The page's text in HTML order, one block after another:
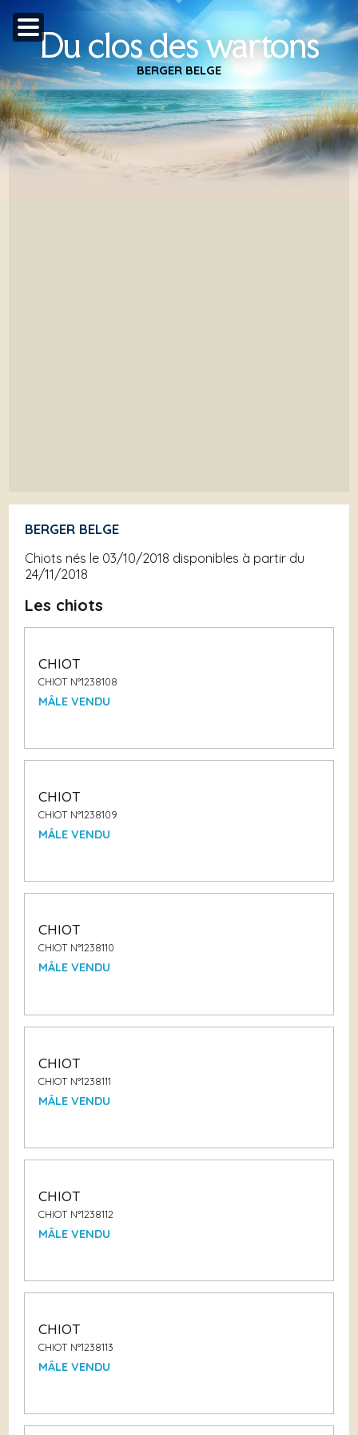
Du clos des wartons
BERGER BELGE
BERGER BELGE
Chiots nés le 03/10/2018 disponibles à partir du
24/11/2018
Les chiots
CHIOT
CHIOT N°1238108
MÂLE VENDU
CHIOT
CHIOT N°1238109
MÂLE VENDU
CHIOT
CHIOT N°1238110
MÂLE VENDU
CHIOT
CHIOT N°1238111
MÂLE VENDU
CHIOT
CHIOT N°1238112
MÂLE VENDU
CHIOT
CHIOT N°1238113
MÂLE VENDU